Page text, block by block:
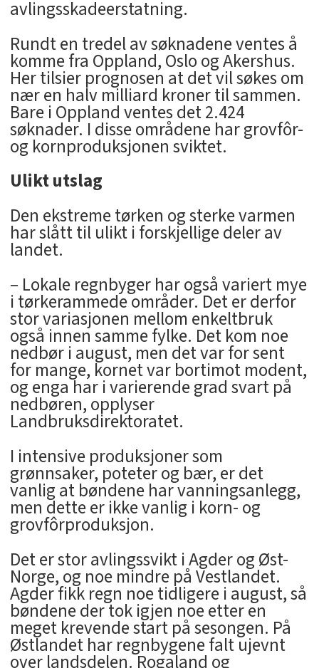
avlingsskadeerstatning.
Rundt en tredel av søknadene ventes å
komme fra Oppland, Oslo og Akershus.
Her tilsier prognosen at det vil søkes om
nær en halv milliard kroner til sammen.
Bare i Oppland ventes det 2.424
søknader. I disse områdene har grovfôr-
og kornproduksjonen sviktet.
Ulikt utslag
Den ekstreme tørken og sterke varmen
har slått til ulikt i forskjellige deler av
landet.
– Lokale regnbyger har også variert mye
i tørkerammede områder. Det er derfor
stor variasjonen mellom enkeltbruk
også innen samme fylke. Det kom noe
nedbør i august, men det var for sent
for mange, kornet var bortimot modent,
og enga har i varierende grad svart på
nedbøren, opplyser
Landbruksdirektoratet.
I intensive produksjoner som
grønnsaker, poteter og bær, er det
vanlig at bøndene har vanningsanlegg,
men dette er ikke vanlig i korn- og
grovfôrproduksjon.
Det er stor avlingssvikt i Agder og Øst-
Norge, og noe mindre på Vestlandet.
Agder fikk regn noe tidligere i august, så
bøndene der tok igjen noe etter en
meget krevende start på sesongen. På
Østlandet har regnbygene falt ujevnt
over landsdelen. Rogaland og